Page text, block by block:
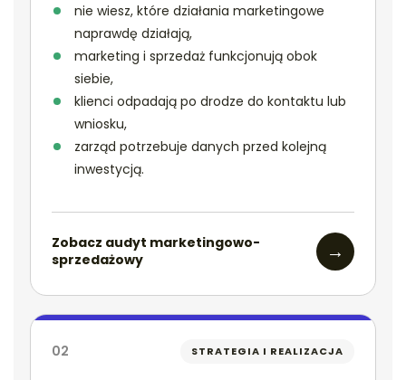
nie wiesz, które działania marketingowe
naprawdę działają,
marketing i sprzedaż funkcjonują obok
siebie,
klienci odpadają po drodze do kontaktu lub
wniosku,
zarząd potrzebuje danych przed kolejną
inwestycją.
Zobacz audyt marketingowo-
sprzedażowy
→
02 STRATEGIA I REALIZACJA